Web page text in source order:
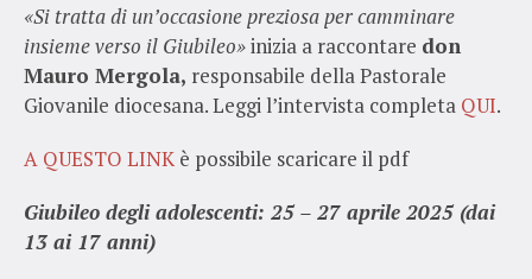
«Si tratta di un’occasione preziosa per camminare
insieme verso il Giubileo»inizia a raccontare don
Mauro Mergola, responsabile della Pastorale
Giovanile diocesana. Leggi l’intervista completa QUI.
A QUESTO LINK è possibile scaricare il pdf
Giubileo degli adolescenti: 25 – 27 aprile 2025 (dai
13 ai 17 anni)